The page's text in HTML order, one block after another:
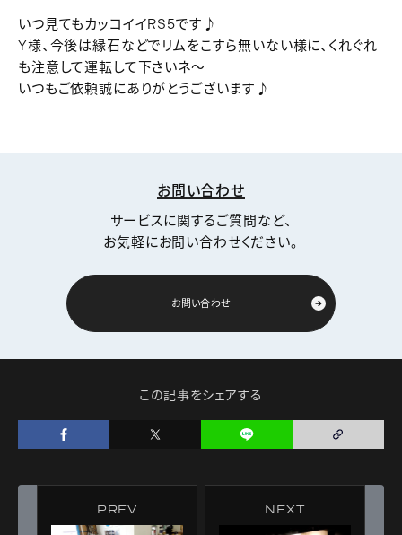
いつ見てもカッコイイRS5です♪
Y様、今後は縁石などでリムをこすら無いない様に、くれぐれ
も注意して運転して下さいネ～
いつもご依頼誠にありがとうございます♪
お問い合わせ
サービスに関するご質問など、
お気軽にお問い合わせください。
お問い合わせ
この記事をシェアする
PREV NEXT